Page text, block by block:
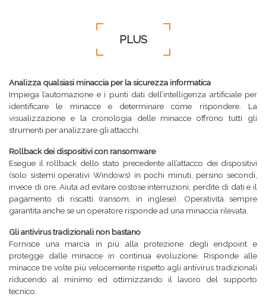
PLUS
Analizza qualsiasi minaccia per la sicurezza informatica
Impiega l’automazione e i punti dati dell’intelligenza artificiale per
identificare le minacce e determinare come rispondere. La
visualizzazione e la cronologia delle minacce offrono tutti gli
strumenti per analizzare gli attacchi.
Rollback dei dispositivi con ransomware
Esegue il rollback dello stato precedente all’attacco dei dispositivi
(solo sistemi operativi Windows) in pochi minuti, persino secondi,
invece di ore. Aiuta ad evitare costose interruzioni, perdite di dati e il
pagamento di riscatti (ransom, in inglese). Operatività sempre
garantita anche se un operatore risponde ad una minaccia rilevata.
Gli antivirus tradizionali non bastano
Fornisce una marcia in più alla protezione degli endpoint e
protegge dalle minacce in continua evoluzione. Risponde alle
minacce tre volte più velocemente rispetto agli antivirus tradizionali
riducendo al minimo ed ottimizzando il lavoro del supporto
tecnico.